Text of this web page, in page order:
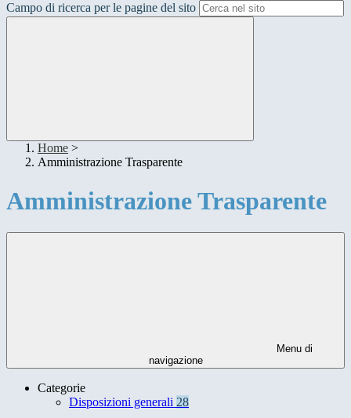
Campo di ricerca per le pagine del sito
Home >
Amministrazione Trasparente
Amministrazione Trasparente
Menu di
navigazione
Categorie
Disposizioni generali 28